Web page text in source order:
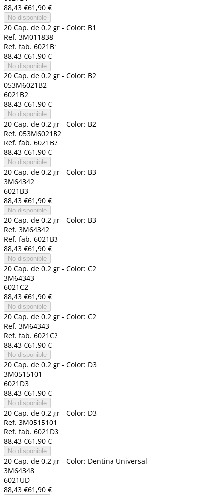
88,43 €61,90 €
No disponible
20 Cap. de 0.2 gr - Color: B1
Ref. 3M011838
Ref. fab. 6021B1
88,43 €61,90 €
No disponible
20 Cap. de 0.2 gr - Color: B2
053M6021B2
6021B2
88,43 €61,90 €
No disponible
20 Cap. de 0.2 gr - Color: B2
Ref. 053M6021B2
Ref. fab. 6021B2
88,43 €61,90 €
No disponible
20 Cap. de 0.2 gr - Color: B3
3M64342
6021B3
88,43 €61,90 €
No disponible
20 Cap. de 0.2 gr - Color: B3
Ref. 3M64342
Ref. fab. 6021B3
88,43 €61,90 €
No disponible
20 Cap. de 0.2 gr - Color: C2
3M64343
6021C2
88,43 €61,90 €
No disponible
20 Cap. de 0.2 gr - Color: C2
Ref. 3M64343
Ref. fab. 6021C2
88,43 €61,90 €
No disponible
20 Cap. de 0.2 gr - Color: D3
3M0515101
6021D3
88,43 €61,90 €
No disponible
20 Cap. de 0.2 gr - Color: D3
Ref. 3M0515101
Ref. fab. 6021D3
88,43 €61,90 €
No disponible
20 Cap. de 0.2 gr - Color: Dentina Universal
3M64348
6021UD
88,43 €61,90 €